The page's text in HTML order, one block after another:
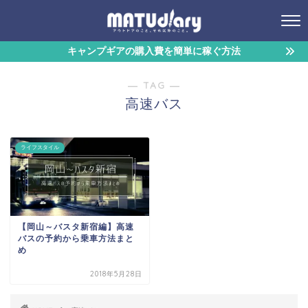
キャンプギアの購入費を簡単に稼ぐ方法
― TAG ―
高速バス
ライフスタイル
【岡山～バスタ新宿編】高速
バスの予約から乗車方法まと
め
2018年5月28日